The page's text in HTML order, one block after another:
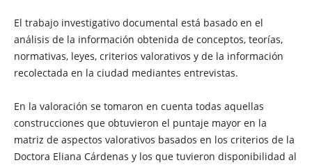
El trabajo investigativo documental está basado en el
análisis de la información obtenida de conceptos, teorías,
normativas, leyes, criterios valorativos y de la información
recolectada en la ciudad mediantes entrevistas.
En la valoración se tomaron en cuenta todas aquellas
construcciones que obtuvieron el puntaje mayor en la
matriz de aspectos valorativos basados en los criterios de la
Doctora Eliana Cárdenas y los que tuvieron disponibilidad al